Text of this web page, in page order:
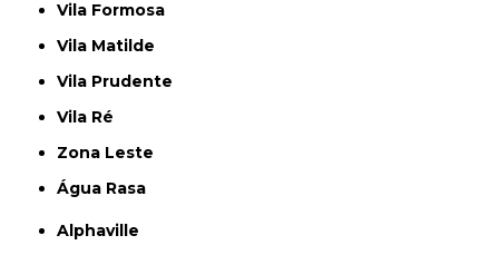
Vila Formosa
Vila Matilde
Vila Prudente
Vila Ré
Zona Leste
Água Rasa
Alphaville